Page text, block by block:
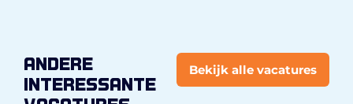
andere
interessante
Bekijk alle vacatures